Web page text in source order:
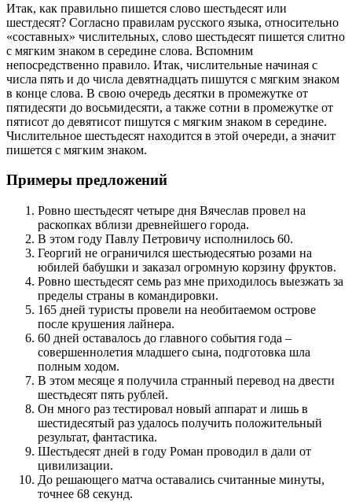
Итак, как правильно пишется слово шестьдесят или
шестдесят? Согласно правилам русского языка, относительно
«составных» числительных, слово шестьдесят пишется слитно
с мягким знаком в середине слова. Вспомним
непосредственно правило. Итак, числительные начиная с
числа пять и до числа девятнадцать пишутся с мягким знаком
в конце слова. В свою очередь десятки в промежутке от
пятидесяти до восьмидесяти, а также сотни в промежутке от
пятисот до девятисот пишутся с мягким знаком в середине.
Числительное шестьдесят находится в этой очереди, а значит
пишется с мягким знаком.
Примеры предложений
Ровно шестьдесят четыре дня Вячеслав провел на
раскопках вблизи древнейшего города.
В этом году Павлу Петровичу исполнилось 60.
Георгий не ограничился шестьюдесятью розами на
юбилей бабушки и заказал огромную корзину фруктов.
Ровно шестьдесят семь раз мне приходилось выезжать за
пределы страны в командировки.
165 дней туристы провели на необитаемом острове
после крушения лайнера.
60 дней оставалось до главного события года –
совершеннолетия младшего сына, подготовка шла
полным ходом.
В этом месяце я получила странный перевод на двести
шестьдесят пять рублей.
Он много раз тестировал новый аппарат и лишь в
шестидесятый раз удалось получить положительный
результат, фантастика.
Шестьдесят дней в году Роман проводил в дали от
цивилизации.
До решающего матча оставались считанные минуты,
точнее 68 секунд.